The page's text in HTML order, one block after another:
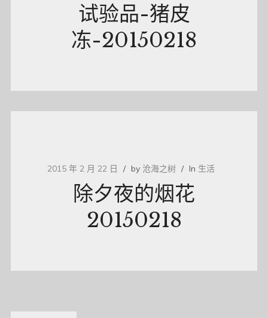
试验品-猪皮
冻-20150218
2015 年 2 月 22 日 by 沧海之树 In 生活
除夕夜的烟花
20150218